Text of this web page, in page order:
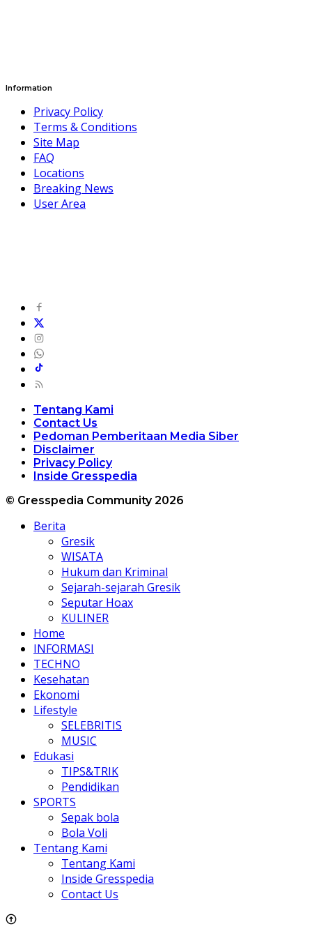
Information
Privacy Policy
Terms & Conditions
Site Map
FAQ
Locations
Breaking News
User Area
Tentang Kami
Contact Us
Pedoman Pemberitaan Media Siber
Disclaimer
Privacy Policy
Inside Gresspedia
© Gresspedia Community 2026
Berita
Gresik
WISATA
Hukum dan Kriminal
Sejarah-sejarah Gresik
Seputar Hoax
KULINER
Home
INFORMASI
TECHNO
Kesehatan
Ekonomi
Lifestyle
SELEBRITIS
MUSIC
Edukasi
TIPS&TRIK
Pendidikan
SPORTS
Sepak bola
Bola Voli
Tentang Kami
Tentang Kami
Inside Gresspedia
Contact Us